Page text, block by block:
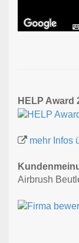
HELP Award
mehr Infos
Airbrush